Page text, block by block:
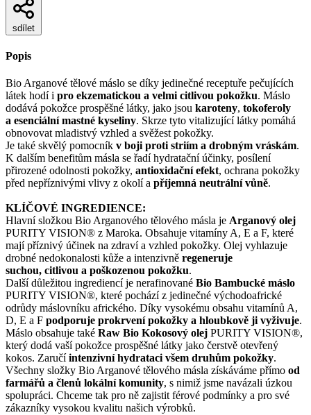
sdílet
Popis
Bio Arganové tělové máslo se díky jedinečné receptuře pečujících
látek hodí i pro ekzematickou a velmi citlivou pokožku. Máslo
dodává pokožce prospěšné látky, jako jsou karoteny, tokoferoly
a esenciální mastné kyseliny. Skrze tyto vitalizující látky pomáhá
obnovovat mladistvý vzhled a svěžest pokožky.
Je také skvělý pomocník v boji proti striím a drobným vráskám.
K dalším benefitům másla se řadí hydratační účinky, posílení
přirozené odolnosti pokožky, antioxidační efekt, ochrana pokožky
před nepříznivými vlivy z okolí a příjemná neutrální vůně.
KLÍČOVÉ INGREDIENCE:
Hlavní složkou Bio Arganového tělového másla je Arganový olej
PURITY VISION® z Maroka. Obsahuje vitamíny A, E a F, které
mají příznivý účinek na zdraví a vzhled pokožky. Olej vyhlazuje
drobné nedokonalosti kůže a intenzivně regeneruje
suchou, citlivou a poškozenou pokožku.
Další důležitou ingrediencí je nerafinované Bio Bambucké máslo
PURITY VISION®, které pochází z jedinečné východoafrické
odrůdy máslovníku afrického. Díky vysokému obsahu vitamínů A,
D, E a F podporuje prokrvení pokožky a hloubkově ji vyživuje.
Máslo obsahuje také Raw Bio Kokosový olej PURITY VISION®,
který dodá vaší pokožce prospěšné látky jako čerstvě otevřený
kokos. Zaručíintenzivní hydrataci všem druhům pokožky.
Všechny složky Bio Arganové tělového másla získáváme přímo od
farmářů a členů lokální komunity, s nimiž jsme navázali úzkou
spolupráci. Chceme tak pro ně zajistit férové podmínky a pro své
zákazníky vysokou kvalitu našich výrobků.